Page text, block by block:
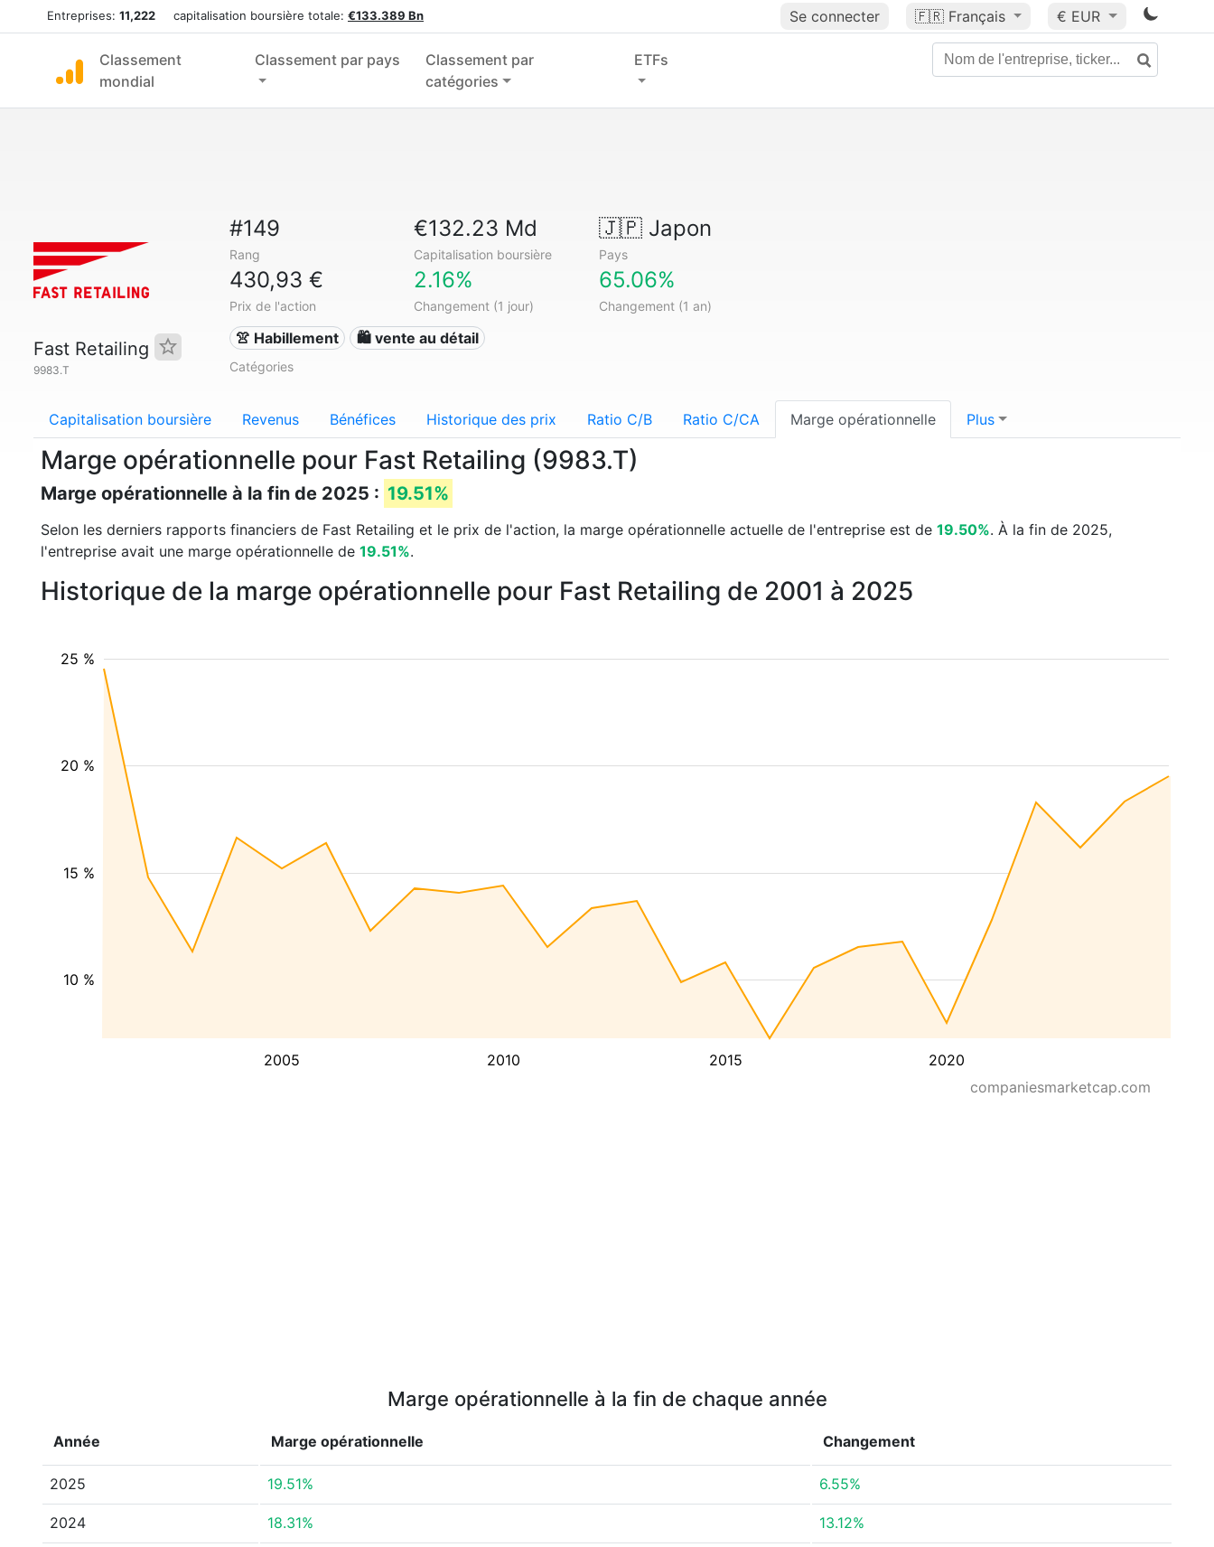
Entreprises: 11,222 capitalisation boursière totale: €133.389 Bn Se connecter 🇫🇷 Français € EUR
Classement
mondial
Classement par pays
Classement par
catégories
ETFs
Fast Retailing
9983.T
#149
Rang
€132.23 Md
Capitalisation boursière
🇯🇵Japon
Pays
430,93 €
Prix de l'action
2.16%
Changement (1 jour)
65.06%
Changement (1 an)
👚 Habillement 🛍️ vente au détail
Catégories
Capitalisation boursière Revenus Bénéfices Historique des prix Ratio C/B Ratio C/CA Marge opérationnelle Plus
Marge opérationnelle pour Fast Retailing (9983.T)
Marge opérationnelle à la fin de 2025 : 19.51%
Selon les derniers rapports financiers de Fast Retailing et le prix de l'action, la marge opérationnelle actuelle de l'entreprise est de 19.50%. À la fin de 2025,
l'entreprise avait une marge opérationnelle de 19.51%.
Historique de la marge opérationnelle pour Fast Retailing de 2001 à 2025
2005 2010 2015 2020
10 %
15 %
20 %
25 %
companiesmarketcap.com
Marge opérationnelle à la fin de chaque année
Année Marge opérationnelle Changement
2025 19.51% 6.55%
2024 18.31% 13.12%